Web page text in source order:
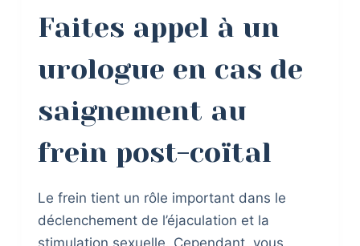
Faites appel à un
urologue en cas de
saignement au
frein post-coïtal
Le frein tient un rôle important dans le
déclenchement de l’éjaculation et la